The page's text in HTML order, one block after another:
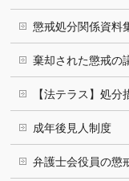
懲戒処分関係資料
棄却された懲戒の
【法テラス】処分
成年後見人制度
弁護士会役員の懲